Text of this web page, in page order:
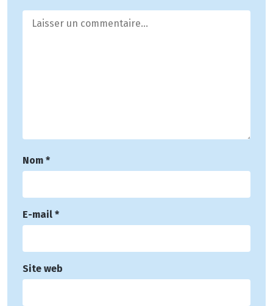
Nom *
E-mail *
Site web